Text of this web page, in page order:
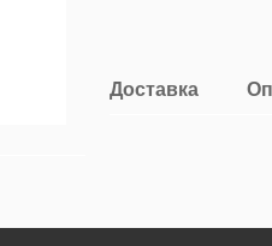
Доставка